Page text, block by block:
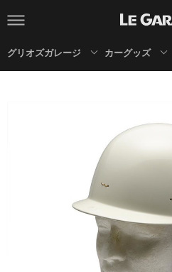
グリオズガレージ カーグッズ